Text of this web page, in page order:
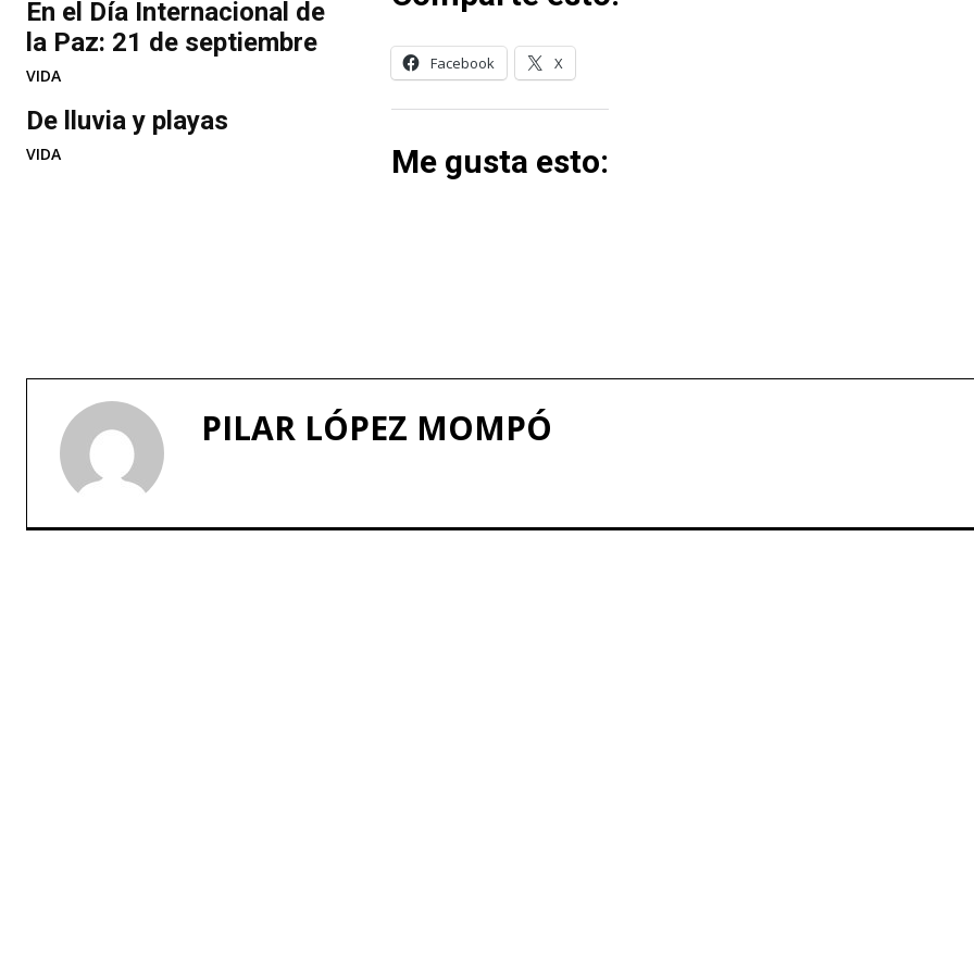
En el Día Internacional de
la Paz: 21 de septiembre
VIDA
De lluvia y playas
VIDA
Facebook X
Me gusta esto:
PILAR LÓPEZ MOMPÓ